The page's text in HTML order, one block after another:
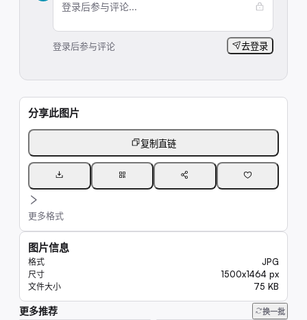
登录后参与评论...
登录后参与评论 去登录
分享此图片
复制直链
更多格式
图片信息
格式 JPG
尺寸 1500x1464 px
文件大小 75 KB
更多推荐 换一批
7.7K
7.4K
6.7K